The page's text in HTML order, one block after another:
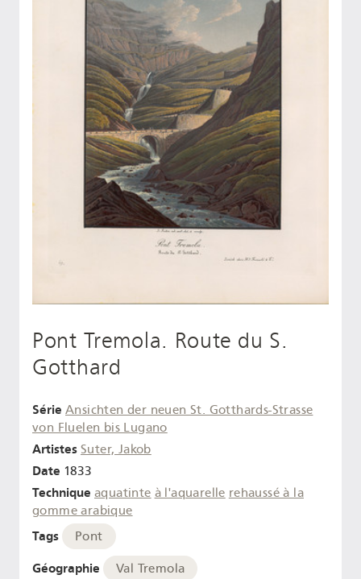
Pont Tremola. Route du S.
Gotthard
Série Ansichten der neuen St. Gotthards-Strasse
von Fluelen bis Lugano
Artistes Suter, Jakob
Date 1833
Technique aquatinte à l'aquarelle rehaussé à la
gomme arabique
Tags Pont
Géographie Val Tremola